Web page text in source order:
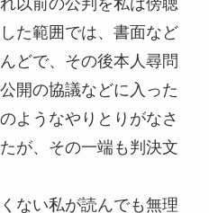
以前の公判を私は傍聴
た範囲では、書面など
どで、その後本人尋問
開の協議などに入った
ようなやりとりがなさ
が、その一端も判決文
ない私が読んでも無理